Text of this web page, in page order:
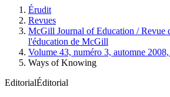
Érudit
Revues
McGill Journal of Education / Revue
l'éducation de McGill
Volume 43, numéro 3, automne
Ways of Knowing
EditorialÉditorial